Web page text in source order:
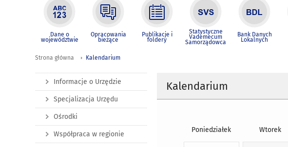
Dane o
województwie
Opracowania
bieżące
Publikacje i
foldery
Statystyczne
Vademecum
Samorządowca
Bank Danych
Lokalnych
Strona główna Kalendarium
Kalendarium
Poniedziałek Wtorek
Informacje o Urzędzie
Specjalizacja Urzędu
Ośrodki
Współpraca w regionie